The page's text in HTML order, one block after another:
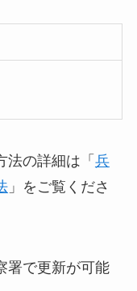
法の詳細は「 兵
」をご覧くださ
署で更新が可能